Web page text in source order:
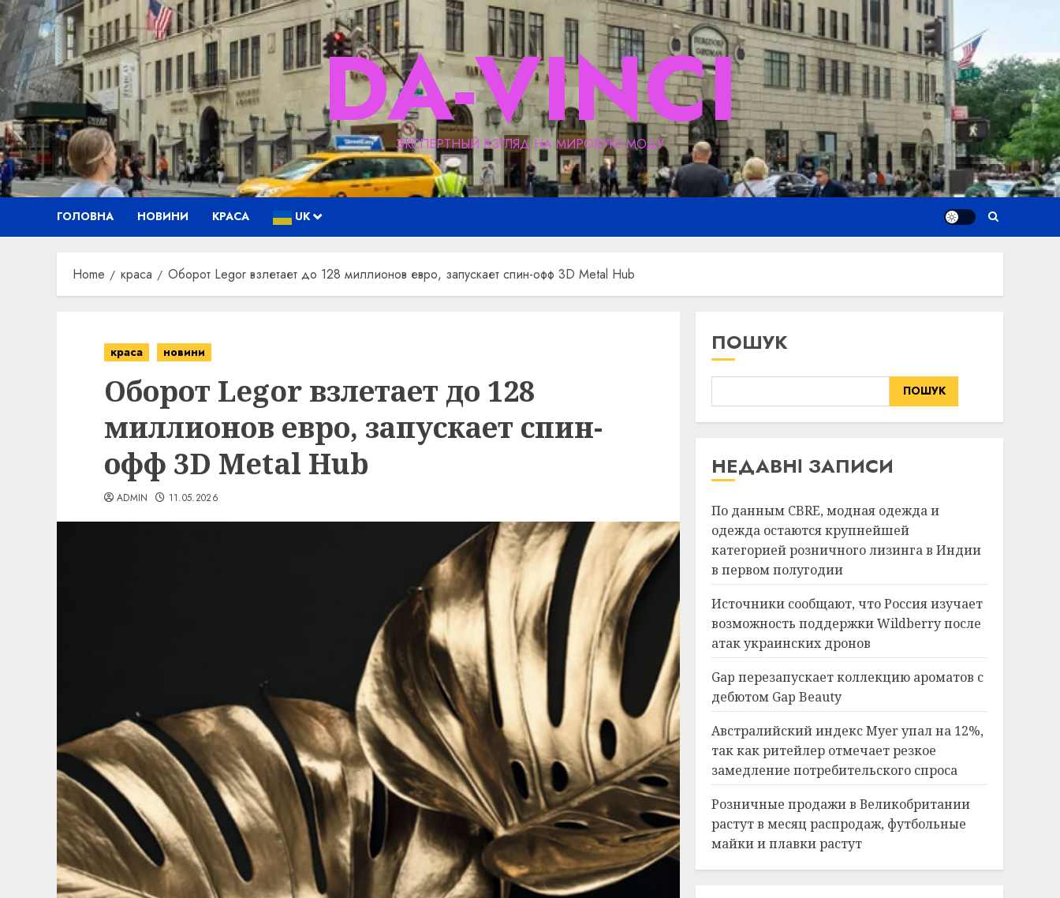
Skip
to
content
DA-VINCI
ЭКСПЕРТНЫЙ ВЗГЛЯД НА МИРОВУЮ МОДУ
ГОЛОВНА НОВИНИ КРАСА UK
Home краса Оборот Legor взлетает до 128 миллионов евро, запускает спин-офф 3D Metal Hub
краса новини
Оборот Legor взлетает до 128
миллионов евро, запускает спин-
офф 3D Metal Hub
ADMIN 11.05.2026
ПОШУК
ПОШУК
НЕДАВНІ ЗАПИСИ
По данным CBRE, модная одежда и
одежда остаются крупнейшей
категорией розничного лизинга в Индии
в первом полугодии
Источники сообщают, что Россия изучает
возможность поддержки Wildberry после
атак украинских дронов
Gap перезапускает коллекцию ароматов с
дебютом Gap Beauty
Австралийский индекс Myer упал на 12%,
так как ритейлер отмечает резкое
замедление потребительского спроса
Розничные продажи в Великобритании
растут в месяц распродаж, футбольные
майки и плавки растут